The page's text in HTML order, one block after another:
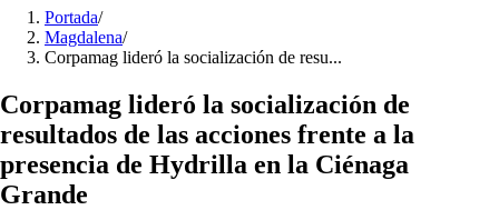
Portada/
Magdalena/
Corpamag lideró la socialización de resu...
Corpamag lideró la socialización de
resultados de las acciones frente a la
presencia de Hydrilla en la Ciénaga
Grande